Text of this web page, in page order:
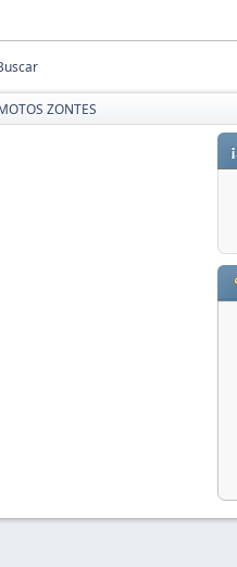
ZONTES